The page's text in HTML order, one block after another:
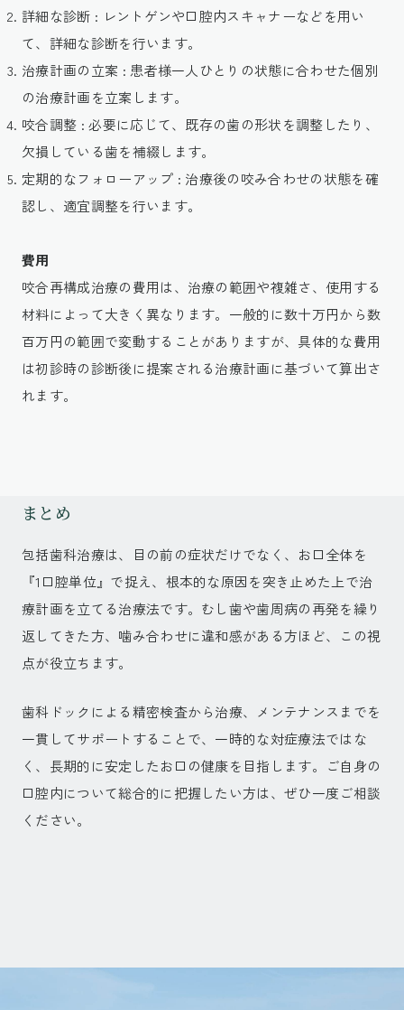
詳細な診断 : レントゲンや口腔内スキャナーなどを用い
て、詳細な診断を行います。
治療計画の立案 : 患者様一人ひとりの状態に合わせた個別
の治療計画を立案します。
咬合調整 : 必要に応じて、既存の歯の形状を調整したり、
欠損している歯を補綴します。
定期的なフォローアップ : 治療後の咬み合わせの状態を確
認し、適宜調整を行います。
費用
咬合再構成治療の費用は、治療の範囲や複雑さ、使用する
材料によって大きく異なります。一般的に数十万円から数
百万円の範囲で変動することがありますが、具体的な費用
は初診時の診断後に提案される治療計画に基づいて算出さ
れます。
まとめ
包括歯科治療は、目の前の症状だけでなく、お口全体を
『1口腔単位』で捉え、根本的な原因を突き止めた上で治
療計画を立てる治療法です。むし歯や歯周病の再発を繰り
返してきた方、噛み合わせに違和感がある方ほど、この視
点が役立ちます。
歯科ドックによる精密検査から治療、メンテナンスまでを
一貫してサポートすることで、一時的な対症療法ではな
く、長期的に安定したお口の健康を目指します。ご自身の
口腔内について総合的に把握したい方は、ぜひ一度ご相談
ください。